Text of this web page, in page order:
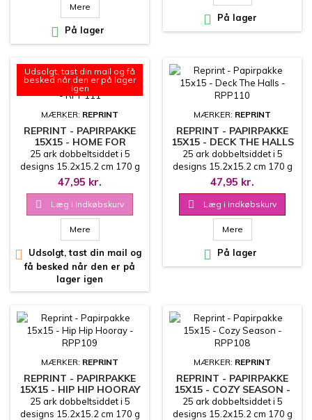
Mere
 På lager
 På lager
Udsolgt, tast din mail og få
besked når den er på lager
igen
MÆRKER: REPRINT
REPRINT - PAPIRPAKKE
15X15 - HOME FOR
CHRISTMAS - RPP111
25 ark dobbeltsiddet i 5
designs 15.2x15.2 cm 170 g
47,95 kr.
 Læg i indkøbskurv
Mere

Udsolgt, tast din mail og
få besked når den er på
lager igen
MÆRKER: REPRINT
REPRINT - PAPIRPAKKE
15X15 - DECK THE HALLS
- RPP110
25 ark dobbeltsiddet i 5
designs 15.2x15.2 cm 170 g
47,95 kr.
 Læg i indkøbskurv
Mere
 På lager
MÆRKER: REPRINT
REPRINT - PAPIRPAKKE
15X15 - HIP HIP HOORAY
- RPP109
25 ark dobbeltsiddet i 5
designs 15.2x15.2 cm 170 g
MÆRKER: REPRINT
REPRINT - PAPIRPAKKE
15X15 - COZY SEASON -
RPP108
25 ark dobbeltsiddet i 5
designs 15.2x15.2 cm 170 g